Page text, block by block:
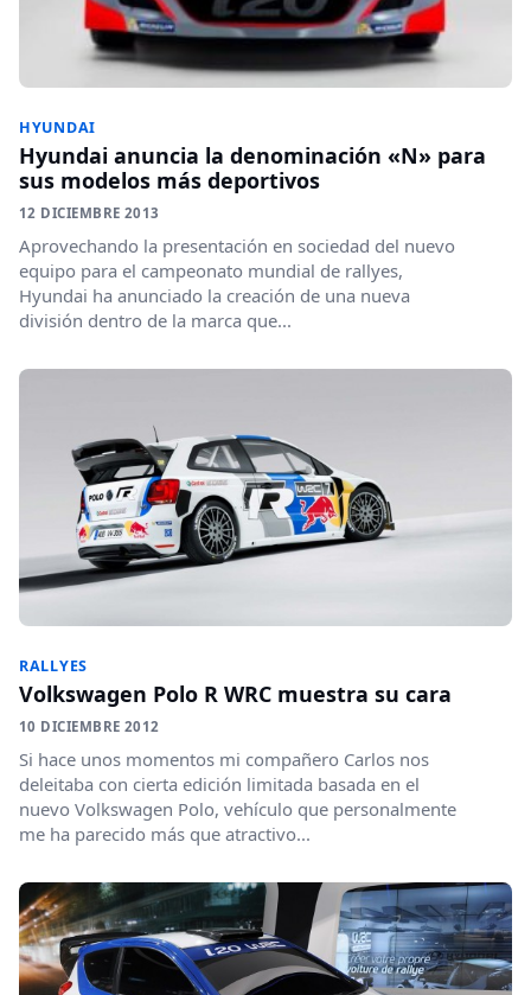
HYUNDAI
Hyundai anuncia la denominación «N» para
sus modelos más deportivos
12 DICIEMBRE 2013
Aprovechando la presentación en sociedad del nuevo
equipo para el campeonato mundial de rallyes,
Hyundai ha anunciado la creación de una nueva
división dentro de la marca que...
RALLYES
Volkswagen Polo R WRC muestra su cara
10 DICIEMBRE 2012
Si hace unos momentos mi compañero Carlos nos
deleitaba con cierta edición limitada basada en el
nuevo Volkswagen Polo, vehículo que personalmente
me ha parecido más que atractivo...